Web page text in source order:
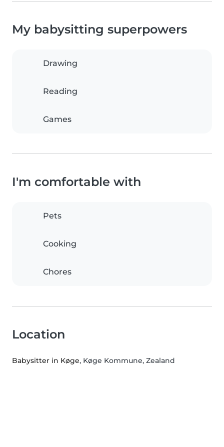
My babysitting superpowers
Drawing
Reading
Games
I'm comfortable with
Pets
Cooking
Chores
Location
Babysitter in Køge, Køge Kommune, Zealand